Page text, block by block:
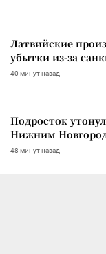
Латвийские
убытки из-за
40 минут назад
Подросток
Нижним
48 минут назад